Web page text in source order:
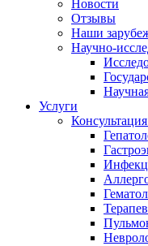
Новости
Отзывы
Наши
Научно-
Услуги